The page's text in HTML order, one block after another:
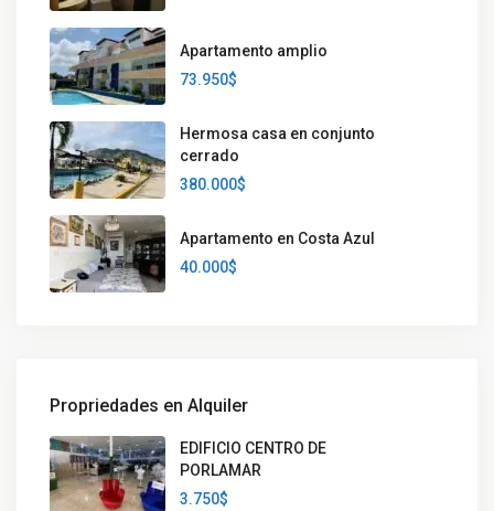
Apartamento amplio
73.950$
Hermosa casa en conjunto
cerrado
380.000$
Apartamento en Costa Azul
40.000$
Propriedades en Alquiler
EDIFICIO CENTRO DE
PORLAMAR
3.750$